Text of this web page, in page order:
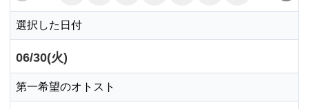
選択した日付
06/30(火)
第一希望のオトスト